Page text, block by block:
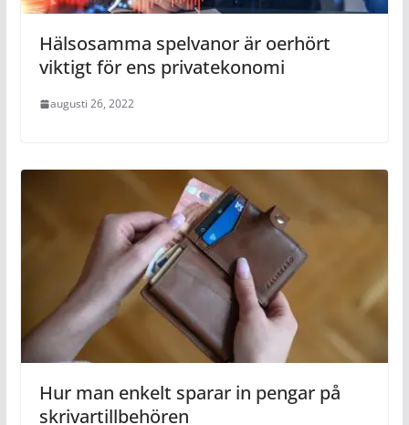
Hälsosamma spelvanor är oerhört
viktigt för ens privatekonomi
augusti 26, 2022
Hur man enkelt sparar in pengar på
skrivartillbehören